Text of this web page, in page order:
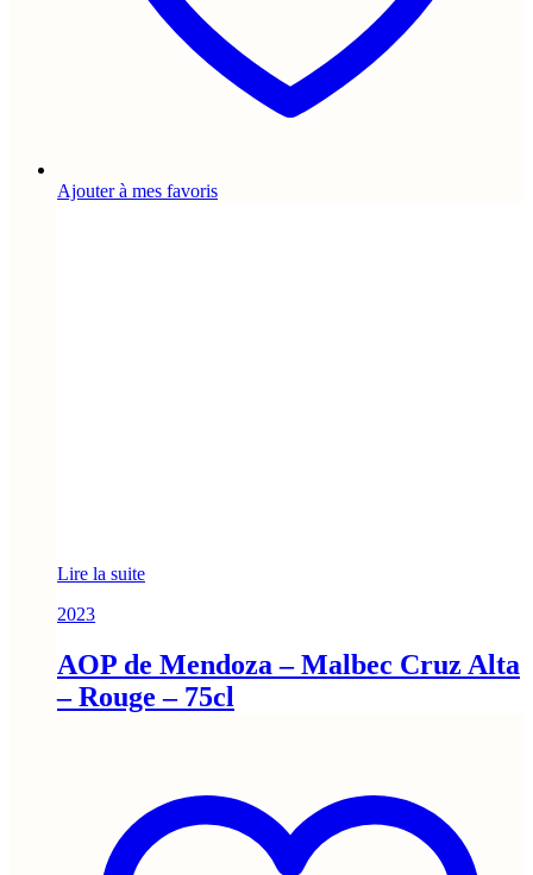
Ajouter à mes favoris
Lire la suite
2023
AOP de Mendoza – Malbec Cruz Alta
– Rouge – 75cl